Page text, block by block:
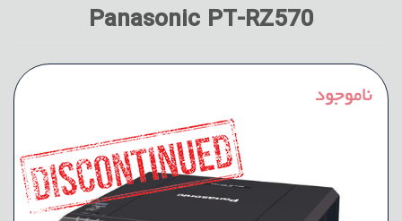
Panasonic PT-RZ570